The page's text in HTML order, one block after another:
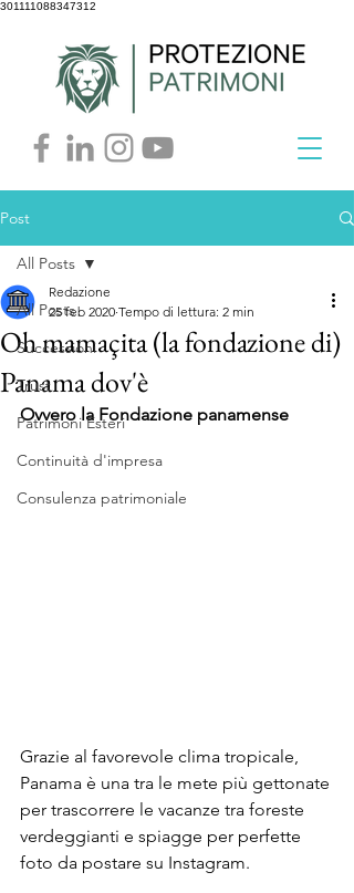
301111088347312
Post
All Posts
Successioni
Trust
Patrimoni Esteri
Continuità d'impresa
Consulenza patrimoniale
All Posts
Oh mamaçita (la fondazione di)
Panama dov'è
Redazione
25 feb 2020 Tempo di lettura: 2 min
Ovvero la Fondazione panamense
Grazie al favorevole clima tropicale,
Panama è una tra le mete più gettonate
per trascorrere le vacanze tra foreste
verdeggianti e spiagge per perfette
foto da postare su Instagram.